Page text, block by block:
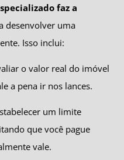
faz a
desenvolver uma
Isso inclui:
o valor real do imóvel
a pena ir nos lances.
um limite
que você pague
vale.